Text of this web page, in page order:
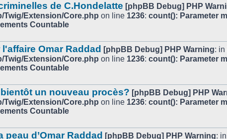
de C.Hondelatte [phpBB Debug] PHP
Twig/Extension/Core.php on line 1236: count(): Parameter
Countable
Omar Raddad [phpBB Debug] PHP Warning: in
Twig/Extension/Core.php on line 1236: count(): Parameter
Countable
un nouveau procès? [phpBB Debug] PHP
Twig/Extension/Core.php on line 1236: count(): Parameter
Countable
d’Omar Raddad [phpBB Debug] PHP Warning: